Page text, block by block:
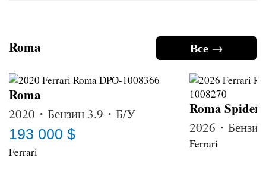
Все →
Roma
Roma
2020・Бензин 3.9・Б/У
193 000 $
Ferrari
Roma Spider
2026・
Ferrari